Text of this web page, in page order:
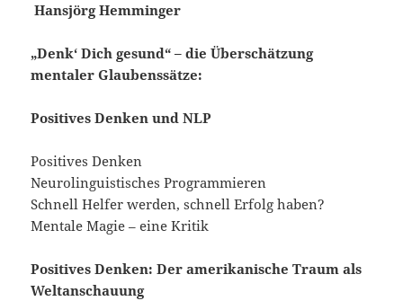
Hansjörg Hemminger
„Denk‘ Dich gesund“ – die Überschätzung
mentaler Glaubenssätze:
Positives Denken und NLP
Positives Denken
Neurolinguistisches Programmieren
Schnell Helfer werden, schnell Erfolg haben?
Mentale Magie – eine Kritik
Positives Denken: Der amerikanische Traum als
Weltanschauung